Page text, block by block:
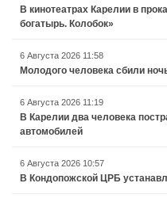
В кинотеатрах Карелии в
богатырь. Колобок»
6 Августа 2026 11:58
Молодого человека сбили
6 Августа 2026 11:19
В Карелии два человека
автомобилей
6 Августа 2026 10:57
В Кондопожской ЦРБ